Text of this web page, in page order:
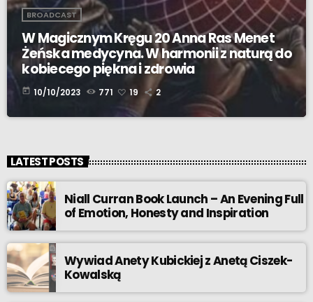
BROADCAST
W Magicznym Kręgu 20 Anna Ras Menet
Żeńska medycyna. W harmonii z naturą do
kobiecego piękna i zdrowia
today 10/10/2023 771 19 2
LATEST POSTS
Niall Curran Book Launch – An Evening Full
of Emotion, Honesty and Inspiration
Wywiad Anety Kubickiej z Anetą Ciszek-
Kowalską